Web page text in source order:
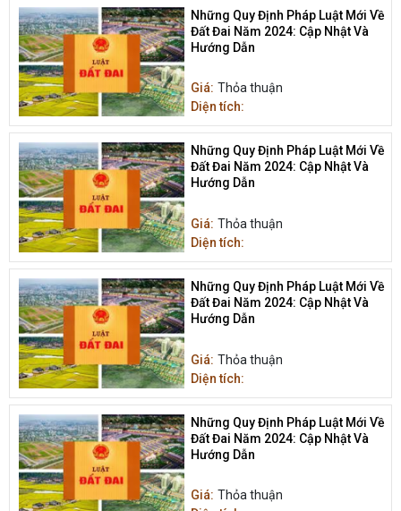
Những Quy Định Pháp Luật Mới Về
Đất Đai Năm 2024: Cập Nhật Và
Hướng Dẫn
Giá: Thỏa thuận
Diện tích:
Những Quy Định Pháp Luật Mới Về
Đất Đai Năm 2024: Cập Nhật Và
Hướng Dẫn
Giá: Thỏa thuận
Diện tích:
Những Quy Định Pháp Luật Mới Về
Đất Đai Năm 2024: Cập Nhật Và
Hướng Dẫn
Giá: Thỏa thuận
Diện tích:
Những Quy Định Pháp Luật Mới Về
Đất Đai Năm 2024: Cập Nhật Và
Hướng Dẫn
Giá: Thỏa thuận